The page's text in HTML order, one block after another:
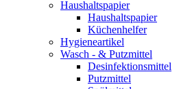
Haushaltspapier
Haushaltspapier
Küchenhelfer
Hygieneartikel
Wasch - & Putzmittel
Desinfektionsmittel
Putzmittel